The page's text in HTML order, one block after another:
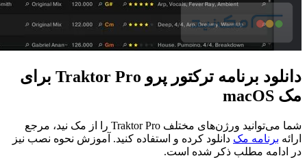
دانلود برنامه ترکتور پرو Traktor Pro برای
مک macOS
شما می‌توانید ورژن‌های مختلف Traktor Pro را از مک نید، مرجع
ارائه برنامه مک دانلود کرده و استفاده کنید. آموزش نحوه نصب نیز
در ادامه مطلب ذکر شده است.